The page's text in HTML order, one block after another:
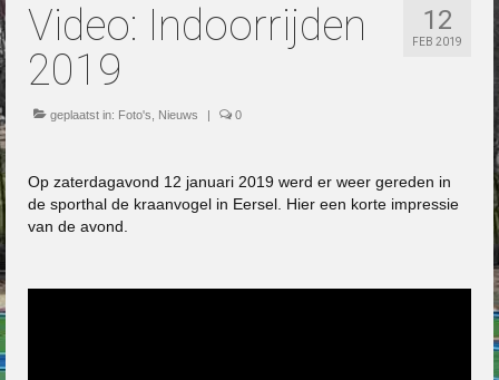
Nieuws
Lidmaatschap
Wedstrijden
Informatie
12
FEB 2019
Video: Indoorrijden
2019
geplaatst in: Foto's Nieuws | 0
Op zaterdagavond 12 januari 2019 werd er weer gereden in
de sporthal de kraanvogel in Eersel. Hier een korte impressie
van de avond.